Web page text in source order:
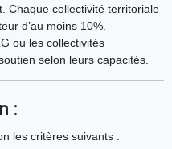
Chaque collectivité territoriale
d’au moins 10%.
ou les collectivités
selon leurs capacités.
:
les critères suivants :